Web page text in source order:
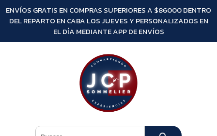
ENVÍOS GRATIS EN COMPRAS SUPERIORES A $86000 DENTRO
DEL REPARTO EN CABA LOS JUEVES Y PERSONALIZADOS EN
EL DÍA MEDIANTE APP DE ENVÍOS